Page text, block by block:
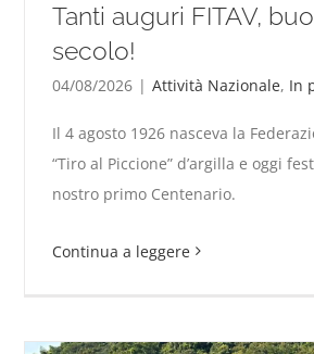
Tanti auguri FITAV, buon
Tanti auguri FITAV,
secolo!
04/08/2026 | Attività Nazionale, In
Il 4 agosto 1926 nasceva la
“Tiro al Piccione” d’argilla e oggi
nostro primo Centenario.
Continua a leggere